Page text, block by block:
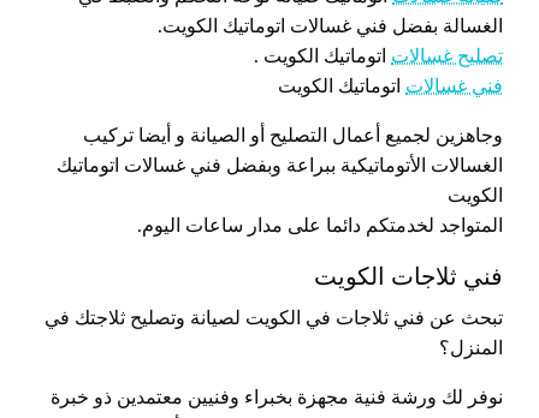
الغسالة بفضل فني غسالات اتوماتيك الكويت.
تصليح غسالات اتوماتيك الكويت .
فني غسالات اتوماتيك الكويت
وجاهزين لجميع أعمال التصليح أو الصيانة و أيضا تركيب
الغسالات الأتوماتيكية ببراعة وبفضل فني غسالات اتوماتيك
الكويت
المتواجد لخدمتكم دائما على مدار ساعات اليوم.
فني ثلاجات الكويت
تبحث عن فني ثلاجات في الكويت لصيانة وتصليح ثلاجتك في
المنزل؟
نوفر لك ورشة فنية مجهزة بخبراء وفنيين معتمدين ذو خبرة